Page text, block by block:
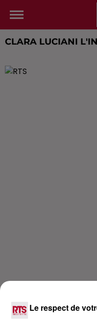
CLARA LUCIANI
Le respect de